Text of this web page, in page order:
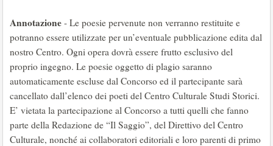
Annotazione - Le poesie pervenute non verranno restituite e
potranno essere utilizzate per un’eventuale pubblicazione edita dal
nostro Centro. Ogni opera dovrà essere frutto esclusivo del
proprio ingegno. Le poesie oggetto di plagio saranno
automaticamente escluse dal Concorso ed il partecipante sarà
cancellato dall’elenco dei poeti del Centro Culturale Studi Storici.
E’ vietata la partecipazione al Concorso a tutti quelli che fanno
parte della Redazione de “Il Saggio”, del Direttivo del Centro
Culturale, nonché ai collaboratori editoriali e loro parenti di primo